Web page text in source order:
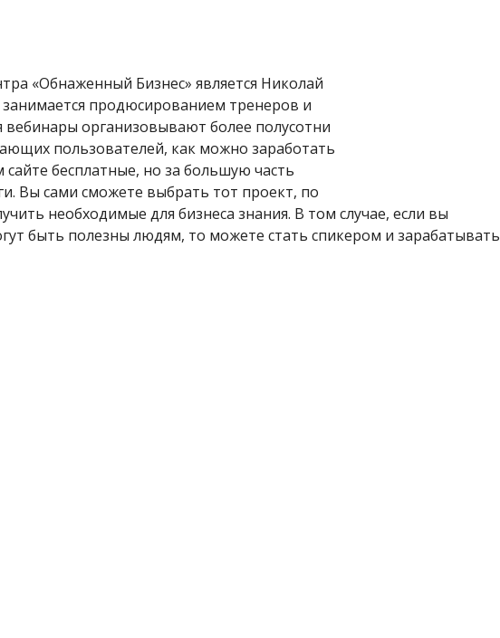
«Обнаженный Бизнес» является Николай
продюсированием тренеров и
организовывают более полусотни
пользователей, как можно заработать
бесплатные, но за большую часть
Вы сами сможете выбрать тот проект, по
необходимые для бизнеса знания. В том случае, если вы
быть полезны людям, то можете стать спикером и зарабатывать